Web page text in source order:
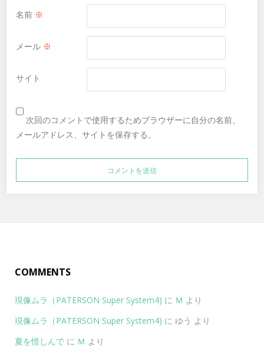
名前 ※
メール ※
サイト
次回のコメントで使用するためブラウザーに自分の名前、
メールアドレス、サイトを保存する。
COMMENTS
現像ムラ（PATERSON Super System4) に Ｍ より
現像ムラ（PATERSON Super System4) に ゆう より
夏を惜しんで に Ｍ より